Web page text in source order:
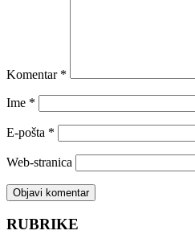
Komentar *
Ime *
E-pošta *
Web-stranica
RUBRIKE